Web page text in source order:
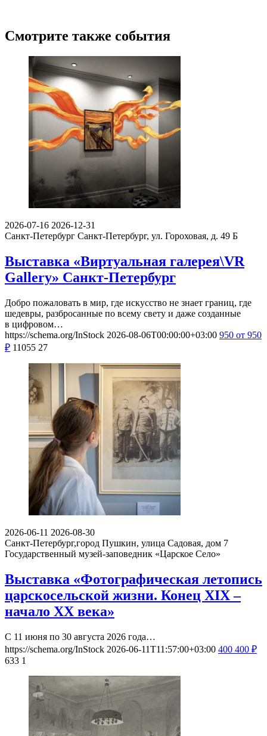
Смотрите также события
2026-07-16 2026-12-31
Санкт-Петербург Санкт-Петербург, ул. Гороховая, д. 49 Б
Выставка «Виртуальная галерея\VR
Gallery» Санкт-Петербург
Добро пожаловать в мир, где искусство не знает границ, где
шедевры, разбросанные по всему свету и даже созданные
в цифровом…
https://schema.org/InStock 2026-08-06T00:00:00+03:00 950 от 950
₽ 11055 27
2026-06-11 2026-08-30
Санкт-Петербург,город Пушкин, улица Садовая, дом 7
Государственный музей-заповедник «Царское Село»
Выставка «Фотографическая летопись
царскосельской жизни. Конец XIX –
начало XX века»
С 11 июня по 30 августа 2026 года…
https://schema.org/InStock 2026-06-11T11:57:00+03:00 400 400 ₽
633 1